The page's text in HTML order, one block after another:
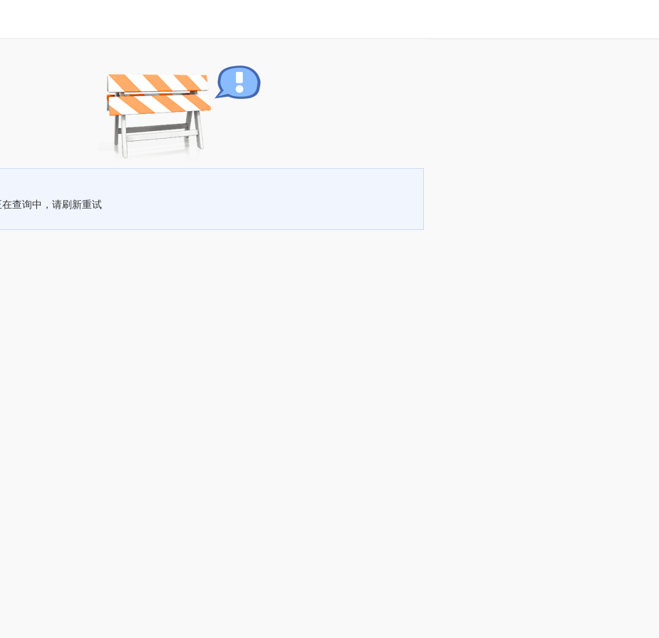
在查询中，请刷新重试